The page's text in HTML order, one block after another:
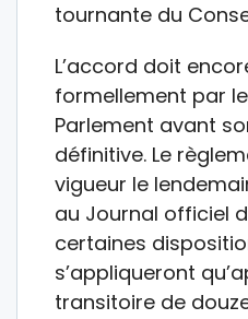
tournante du
L’accord doit
formellement par
Parlement avant
définitive. Le
vigueur le
au Journal officiel
certaines
s’appliqueront
transitoire de